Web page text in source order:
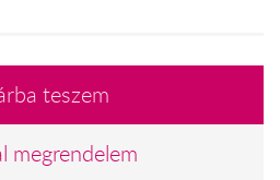
teszem
megrendelem